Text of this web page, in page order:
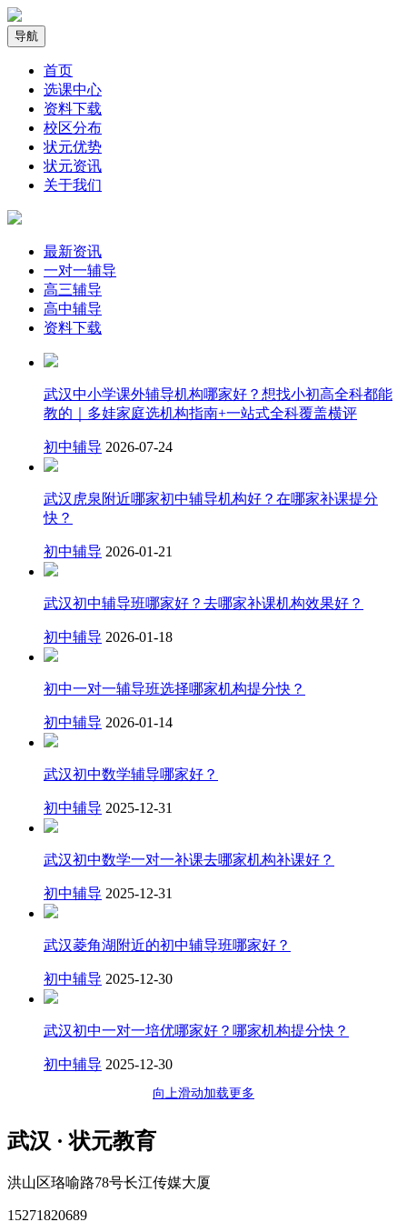
导航
首页
选课中心
资料下载
校区分布
状元优势
状元资讯
关于我们
最新资讯
一对一辅导
高三辅导
高中辅导
资料下载
武汉中小学课外辅导机构哪家好？想找小初高全科都能
教的｜多娃家庭选机构指南+一站式全科覆盖横评
初中辅导 2026-07-24
武汉虎泉附近哪家初中辅导机构好？在哪家补课提分
快？
初中辅导 2026-01-21
武汉初中辅导班哪家好？去哪家补课机构效果好？
初中辅导 2026-01-18
初中一对一辅导班选择哪家机构提分快？
初中辅导 2026-01-14
武汉初中数学辅导哪家好？
初中辅导 2025-12-31
武汉初中数学一对一补课去哪家机构补课好？
初中辅导 2025-12-31
武汉菱角湖附近的初中辅导班哪家好？
初中辅导 2025-12-30
武汉初中一对一培优哪家好？哪家机构提分快？
初中辅导 2025-12-30
向上滑动加载更多
武汉 · 状元教育
洪山区珞喻路78号长江传媒大厦
15271820689